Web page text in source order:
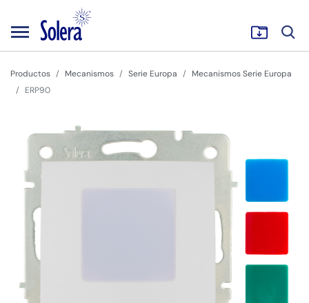
Productos Mecanismos Serie Europa
Mecanismos Serie Europa
ERP90